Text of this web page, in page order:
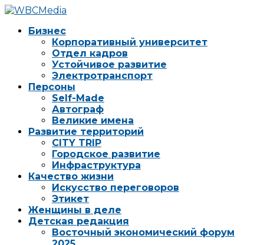
Бизнес
Корпоративный университет
Отдел кадров
Устойчивое развитие
Электротранспорт
Персоны
Self-Made
Автограф
Великие имена
Развитие территорий
CITY TRIP
Городское развитие
Инфраструктура
Качество жизни
Искусство переговоров
Этикет
Женщины в деле
Детская редакция
Восточный экономический форум